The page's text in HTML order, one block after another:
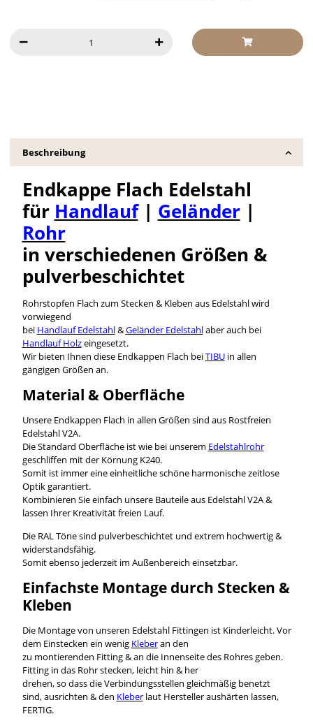
Beschreibung
Endkappe Flach Edelstahl
für Handlauf| Geländer|
Rohr
in verschiedenen Größen &
pulverbeschichtet
Rohrstopfen Flach zum Stecken & Kleben aus Edelstahl wird
vorwiegend
bei Handlauf Edelstahl&Geländer Edelstahlaber auch bei
Handlauf Holzeingesetzt.
Wir bieten Ihnen diese Endkappen Flach beiTIBUin allen
gängigen Größen an.
Material & Oberfläche
Unsere Endkappen Flach in allen Größen sind aus Rostfreien
Edelstahl V2A.
Die Standard Oberfläche ist wie bei unserem Edelstahlrohr
geschliffen mit der Körnung K240.
Somit ist immer eine einheitliche schöne harmonische zeitlose
Optik garantiert.
Kombinieren Sie einfach unsere Bauteile aus Edelstahl V2A &
lassen Ihrer Kreativität freien Lauf.
Die RAL Töne sind pulverbeschichtet und extrem hochwertig &
widerstandsfähig.
Somit ebenso jederzeit im Außenbereich einsetzbar.
Einfachste Montage durch Stecken &
Kleben
Die Montage von unseren Edelstahl Fittingen ist Kinderleicht. Vor
dem Einstecken ein wenig Kleberan den
zu montierenden Fitting & an die Innenseite des Rohres geben.
Fitting in das Rohr stecken, leicht hin & her
drehen, so dass die Verbindungsstellen gleichmäßig benetzt
sind, ausrichten & den Kleberlaut Hersteller aushärten lassen,
FERTIG.